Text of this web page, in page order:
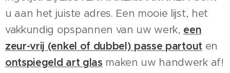
u aan het juiste adres. Een mooie lijst, het
vakkundig opspannen van uw werk, een
zeur-vrij (enkel of dubbel) passe partouten
ontspiegeld art glas maken uw handwerk af!